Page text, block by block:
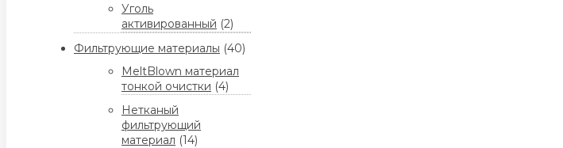
Уголь
активированный (2)
Фильтрующие материалы (40)
MeltBlown материал
тонкой очистки (4)
Нетканый
фильтрующий
материал (14)